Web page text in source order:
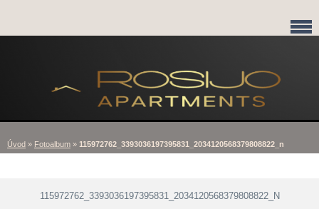
Úvod » Fotoalbum » 115972762_3393036197395831_2034120568379808822_n
115972762_3393036197395831_2034120568379808822_N